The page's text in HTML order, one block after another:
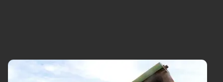
Agronegócios
Comportamento
Meio Ambiente